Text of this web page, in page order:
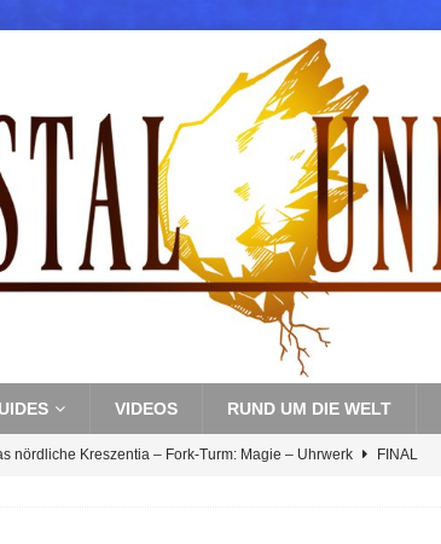
VIDEOS RUND UM DIE WELT
nördliche Kreszentia – Fork-Turm: Magie – Uhrwerk FINAL